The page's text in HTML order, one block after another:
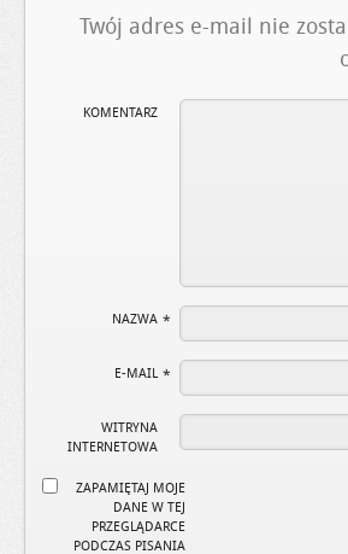
Twój adres e-mail nie
KOMENTARZ
NAZWA *
E-MAIL *
WITRYNA
INTERNETOWA
ZAPAMIĘTAJ MOJE
DANE W TEJ
PRZEGLĄDARCE
PODCZAS PISANIA